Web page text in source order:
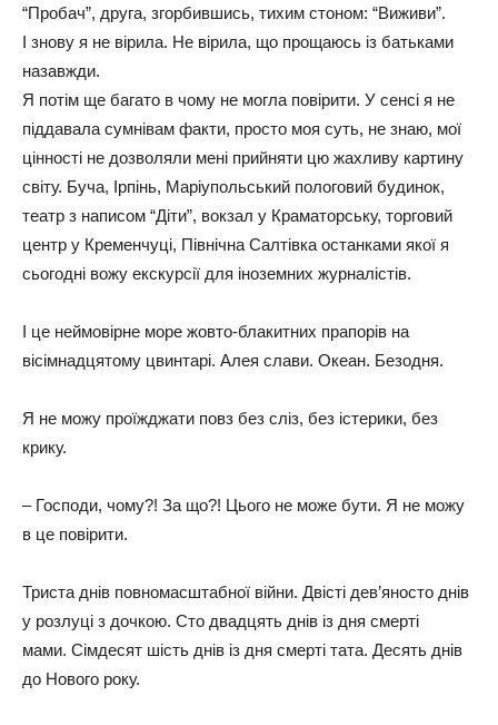
“Пробач”, друга, згорбившись, тихим стоном: “Виживи”.
І знову я не вірила. Не вірила, що прощаюсь із батьками
назавжди.
Я потім ще багато в чому не могла повірити. У сенсі я не
піддавала сумнівам факти, просто моя суть, не знаю, мої
цінності не дозволяли мені прийняти цю жахливу картину
світу. Буча, Ірпінь, Маріупольський пологовий будинок,
театр з написом “Діти”, вокзал у Краматорську, торговий
центр у Кременчуці, Північна Салтівка останками якої я
сьогодні вожу екскурсії для іноземних журналістів.
І це неймовірне море жовто-блакитних прапорів на
вісімнадцятому цвинтарі. Алея слави. Океан. Безодня.
Я не можу проїжджати повз без сліз, без істерики, без
крику.
– Господи, чому?! За що?! Цього не може бути. Я не можу
в це повірити.
Триста днів повномасштабної війни. Двісті дев’яносто днів
у розлуці з дочкою. Сто двадцять днів із дня смерті
мами. Сімдесят шість днів із дня смерті тата. Десять днів
до Нового року.